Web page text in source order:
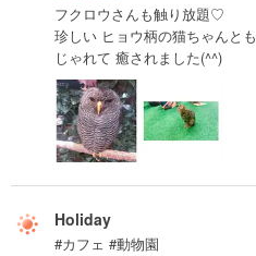
フクロウさんも触り放題♡
珍しい ヒョウ柄の猫ちゃんとも
じゃれて 癒されました(^^)
Holiday
#カフェ #動物園